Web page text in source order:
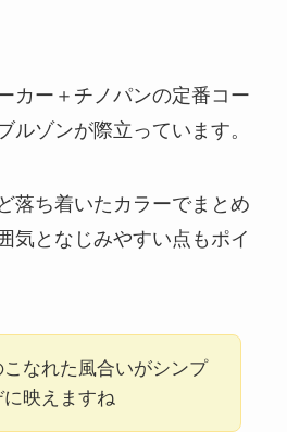
カー＋チノパンの定番コー
ルゾンが際立っています。
落ち着いたカラーでまとめ
気となじみやすい点もポイ
こなれた風合いがシンプ
に映えますね